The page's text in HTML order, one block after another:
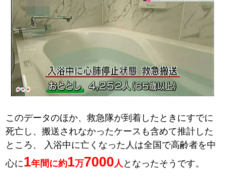
このデータのほか、救急隊が到着したときにすでに
死亡し、搬送されなかったケースも含めて推計した
ところ、
入浴中に亡くなった人は全国で高齢者を中
心に1年間に約1万7000 人 となったそうです。